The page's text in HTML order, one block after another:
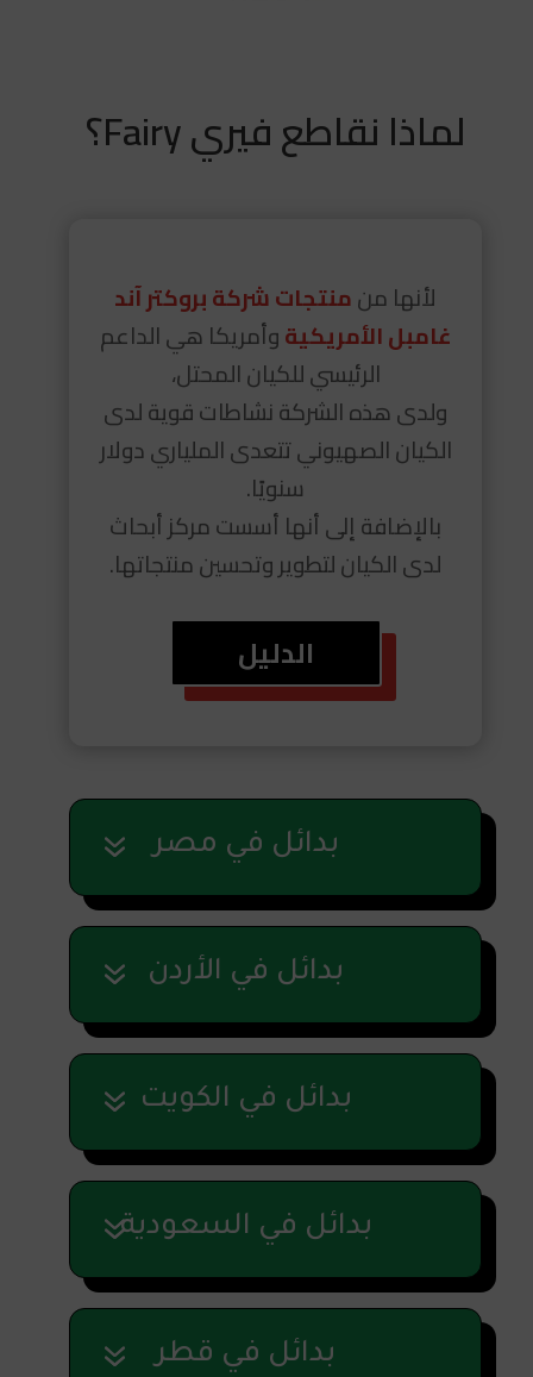
لماذا نقاطع فيري Fairy؟
لأنها منمنتجات شركة بروكتر آند
غامبل الأمريكيةوأمريكا هي الداعم
الرئيسي للكيان المحتل،
ولدى هذه الشركة نشاطات قوية لدى
الكيان الصهيوني تتعدى الملياري دولار
سنويًا.
بالإضافة إلى أنها أسست مركز أبحاث
لدى الكيان لتطوير وتحسين منتجاتها.
الدليل
بدائل في مصر
بدائل في الأردن
بدائل في الكويت
بدائل في السعودية
بدائل في قطر